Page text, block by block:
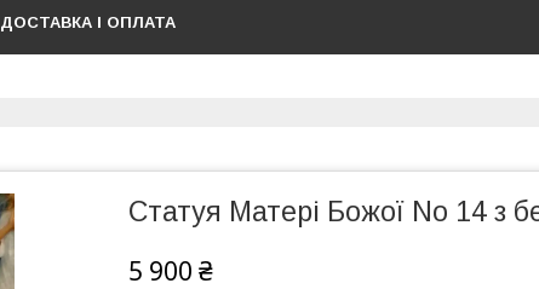
ДОСТАВКА І ОПЛАТА
Статуя Матері Божої No 14 з
5 900 ₴